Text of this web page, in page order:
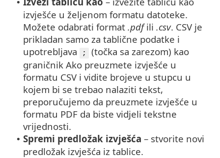
•
izvješće u željenom formatu datoteke.
Možete odabrati format .pdfili .csv. CSV je
prikladan samo za tablične podatke i
upotrebljava
;
(točka sa zarezom) kao
graničnik Ako preuzmete izvješće u
formatu CSV i vidite brojeve u stupcu u
kojem bi se trebao nalaziti tekst,
preporučujemo da preuzmete izvješće u
formatu PDF da biste vidjeli tekstne
vrijednosti.
• Spremi predložak izvješća – stvorite novi
predložak izvješća iz tablice.